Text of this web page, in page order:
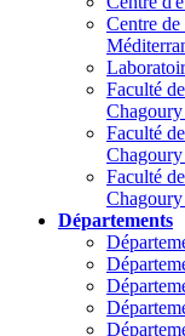
Centre
Faculté
Faculté
Faculté
Départements